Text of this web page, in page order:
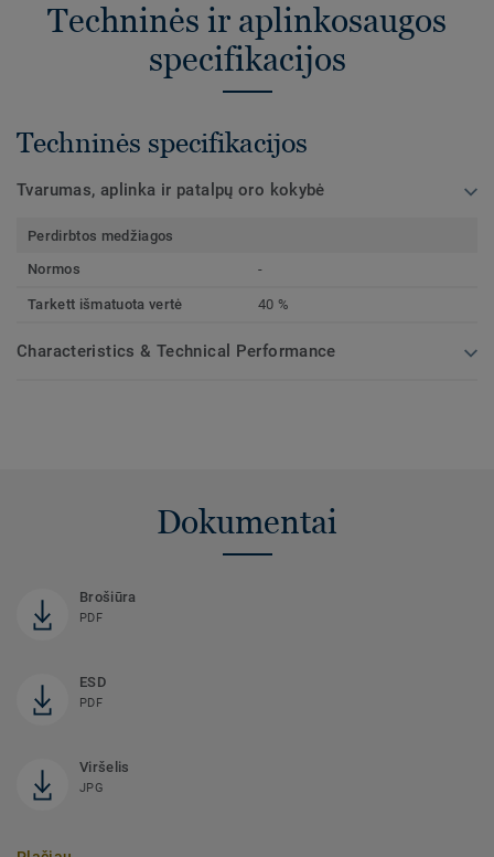
Techninės ir aplinkosaugos
specifikacijos
Techninės specifikacijos
Tvarumas, aplinka ir patalpų oro kokybė
Perdirbtos medžiagos
Normos
-
Tarkett išmatuota vertė 40 %
Characteristics & Technical Performance
Dokumentai
Brošiūra
PDF
ESD
PDF
Viršelis
JPG